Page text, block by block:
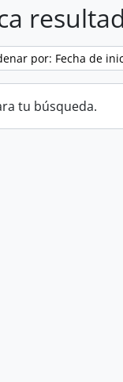
por: Fecha de
tu búsqueda.